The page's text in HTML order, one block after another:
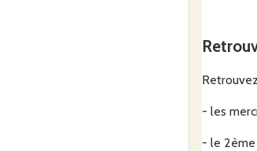
- les
- le 2ème